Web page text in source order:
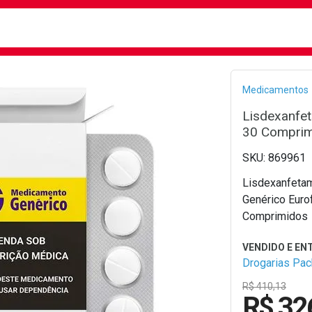
Medicamentos
30
869961
Genérico
Comprimidos
Drogarias
R$ 410,13